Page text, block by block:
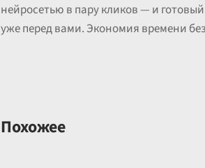
нейросетью в пару кликов — и
уже перед вами. Экономия времени
Похожее